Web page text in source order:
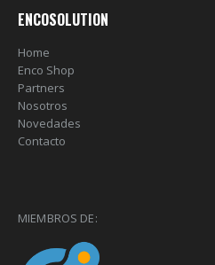
ENCOSOLUTION
Home
Enco Shop
Partners
Nosotros
Novedades
Contacto
MIEMBROS DE: